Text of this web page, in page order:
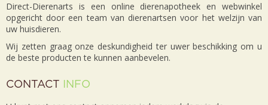
Direct-Dierenarts is een online dierenapotheek en webwinkel
opgericht door een team van dierenartsen voor het welzijn van
uw huisdieren.
Wij zetten graag onze deskundigheid ter uwer beschikking om u
de beste producten te kunnen aanbevelen.
CONTACT INFO